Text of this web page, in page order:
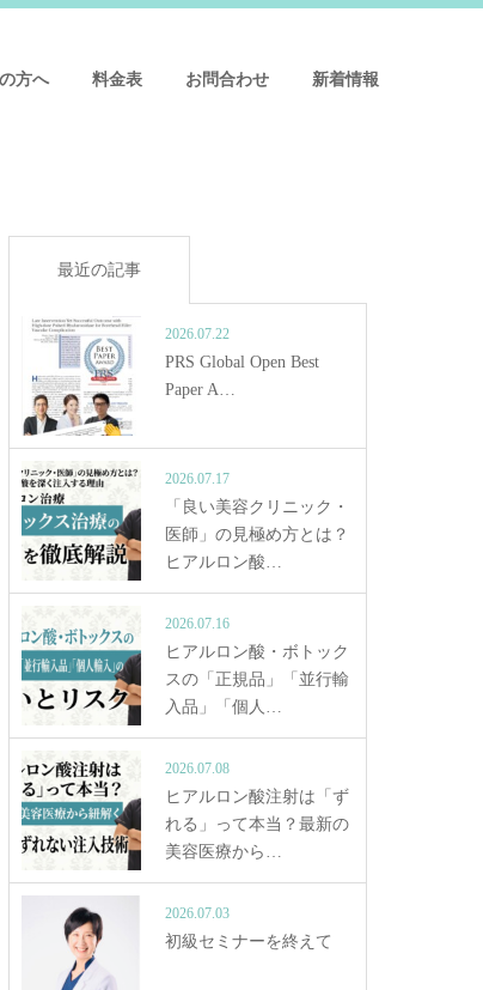
方へ 料金表 お問合わせ 新着情報
最近の記事
2026.07.22
PRS Global Open Best
Paper A…
2026.07.17
「良い美容クリニック・
医師」の見極め方とは？
ヒアルロン酸…
2026.07.16
ヒアルロン酸・ボトック
スの「正規品」「並行輸
入品」「個人…
2026.07.08
ヒアルロン酸注射は「ず
れる」って本当？最新の
美容医療から…
2026.07.03
初級セミナーを終えて